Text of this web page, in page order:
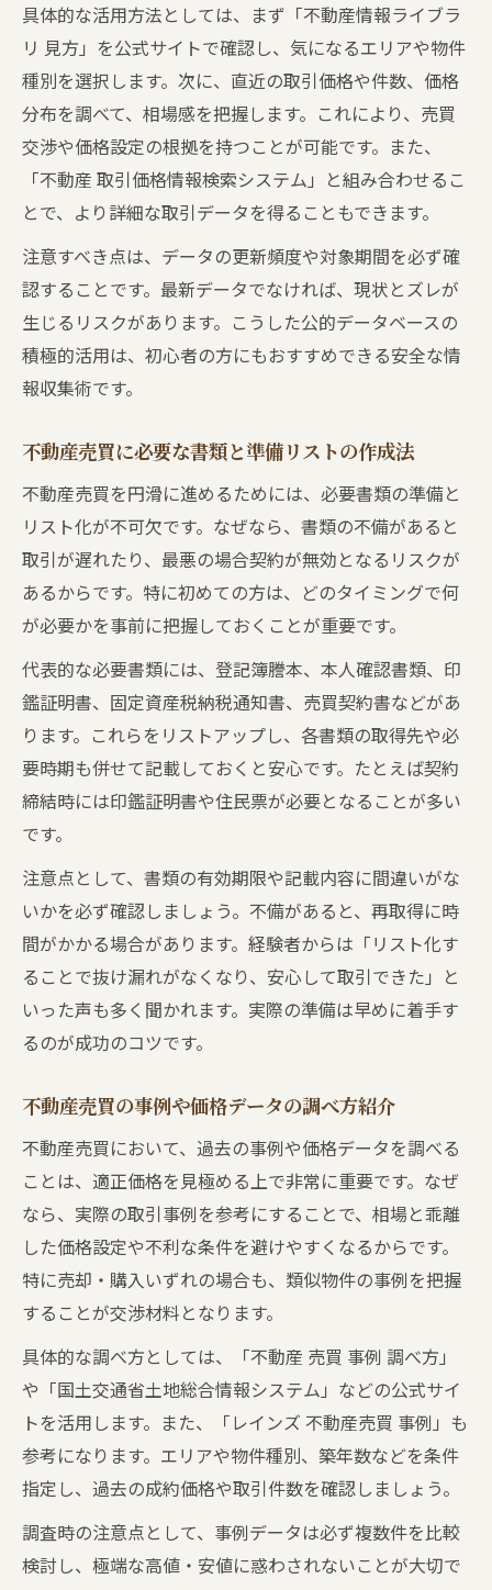
具体的な活用方法としては、まず「不動産情報ライブラ
リ 見方」を公式サイトで確認し、気になるエリアや物件
種別を選択します。次に、直近の取引価格や件数、価格
分布を調べて、相場感を把握します。これにより、売買
交渉や価格設定の根拠を持つことが可能です。また、
「不動産 取引価格情報検索システム」と組み合わせるこ
とで、より詳細な取引データを得ることもできます。
注意すべき点は、データの更新頻度や対象期間を必ず確
認することです。最新データでなければ、現状とズレが
生じるリスクがあります。こうした公的データベースの
積極的活用は、初心者の方にもおすすめできる安全な情
報収集術です。
不動産売買に必要な書類と準備リストの作成法
不動産売買を円滑に進めるためには、必要書類の準備と
リスト化が不可欠です。なぜなら、書類の不備があると
取引が遅れたり、最悪の場合契約が無効となるリスクが
あるからです。特に初めての方は、どのタイミングで何
が必要かを事前に把握しておくことが重要です。
代表的な必要書類には、登記簿謄本、本人確認書類、印
鑑証明書、固定資産税納税通知書、売買契約書などがあ
ります。これらをリストアップし、各書類の取得先や必
要時期も併せて記載しておくと安心です。たとえば契約
締結時には印鑑証明書や住民票が必要となることが多い
です。
注意点として、書類の有効期限や記載内容に間違いがな
いかを必ず確認しましょう。不備があると、再取得に時
間がかかる場合があります。経験者からは「リスト化す
ることで抜け漏れがなくなり、安心して取引できた」と
いった声も多く聞かれます。実際の準備は早めに着手す
るのが成功のコツです。
不動産売買の事例や価格データの調べ方紹介
不動産売買において、過去の事例や価格データを調べる
ことは、適正価格を見極める上で非常に重要です。なぜ
なら、実際の取引事例を参考にすることで、相場と乖離
した価格設定や不利な条件を避けやすくなるからです。
特に売却・購入いずれの場合も、類似物件の事例を把握
することが交渉材料となります。
具体的な調べ方としては、「不動産 売買 事例 調べ方」
や「国土交通省土地総合情報システム」などの公式サイ
トを活用します。また、「レインズ 不動産売買 事例」も
参考になります。エリアや物件種別、築年数などを条件
指定し、過去の成約価格や取引件数を確認しましょう。
調査時の注意点として、事例データは必ず複数件を比較
検討し、極端な高値・安値に惑わされないことが大切で